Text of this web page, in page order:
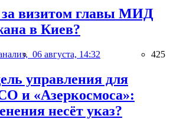
за визитом главы МИД
в Киев?
06 августа, 14:32 425
управления для
и «Азеркосмоса»:
несёт указ?